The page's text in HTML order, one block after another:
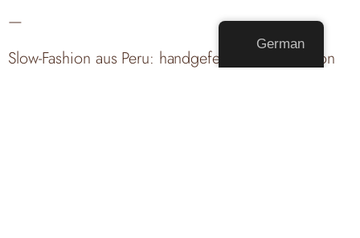
—
Slow-Fashion aus Peru: handgefertigte Textilien von
German